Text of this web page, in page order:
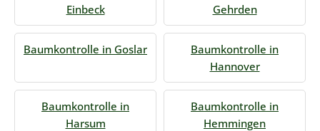
Einbeck
Gehrden
Baumkontrolle in Goslar
Baumkontrolle in
Hannover
Baumkontrolle in
Harsum
Baumkontrolle in
Hemmingen